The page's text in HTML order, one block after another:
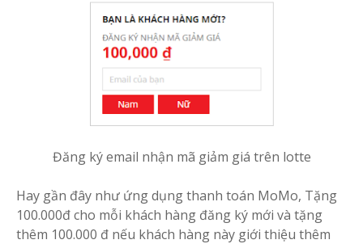
Đăng ký email nhận mã giảm giá trên lotte
Hay gần đây như ứng dụng thanh toán MoMo, Tặng
100.000đ cho mỗi khách hàng đăng ký mới và tặng
thêm 100.000 đ nếu khách hàng này giới thiệu thêm